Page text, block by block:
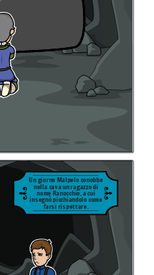
Un giorno Malpelo conobbe
nella cava un ragazzo di
nome Ranocchio, a cui
insegnò picchiandolo come
farsi rispettare.